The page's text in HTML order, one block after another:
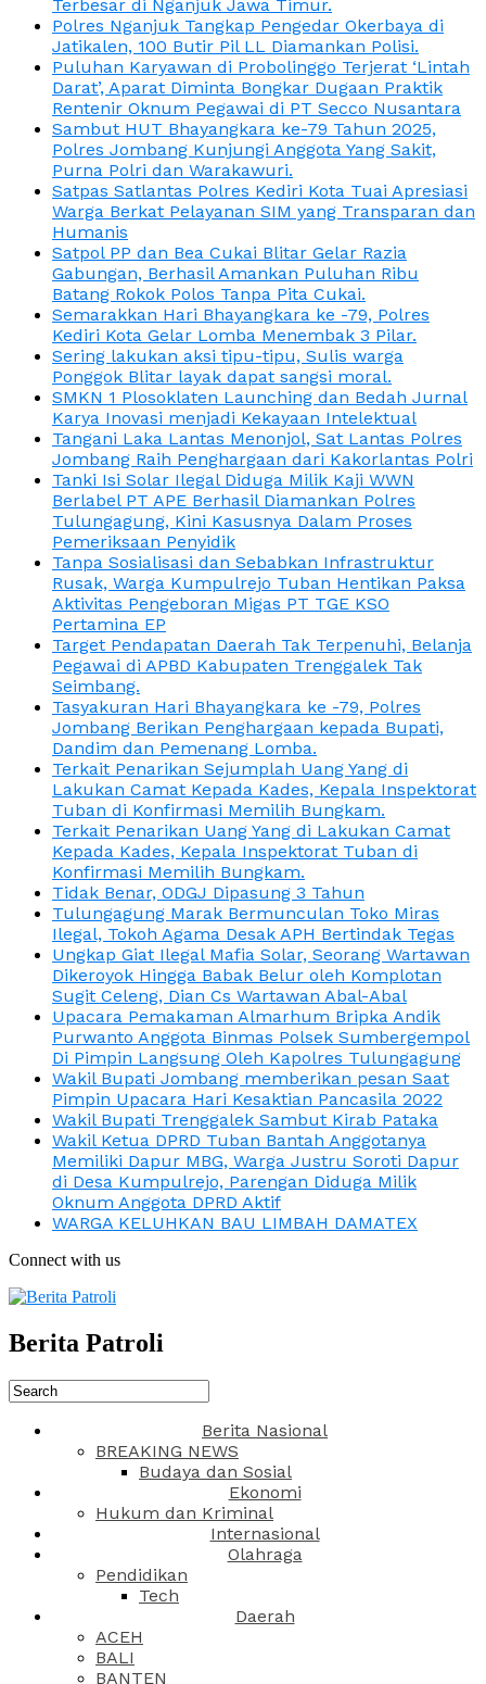
Terbesar di Nganjuk Jawa Timur.
Polres Nganjuk Tangkap Pengedar Okerbaya di
Jatikalen, 100 Butir Pil LL Diamankan Polisi.
Puluhan Karyawan di Probolinggo Terjerat ‘Lintah
Darat’, Aparat Diminta Bongkar Dugaan Praktik
Rentenir Oknum Pegawai di PT Secco Nusantara
Sambut HUT Bhayangkara ke-79 Tahun 2025,
Polres Jombang Kunjungi Anggota Yang Sakit,
Purna Polri dan Warakawuri.
Satpas Satlantas Polres Kediri Kota Tuai Apresiasi
Warga Berkat Pelayanan SIM yang Transparan dan
Humanis
Satpol PP dan Bea Cukai Blitar Gelar Razia
Gabungan, Berhasil Amankan Puluhan Ribu
Batang Rokok Polos Tanpa Pita Cukai.
Semarakkan Hari Bhayangkara ke -79, Polres
Kediri Kota Gelar Lomba Menembak 3 Pilar.
Sering lakukan aksi tipu-tipu, Sulis warga
Ponggok Blitar layak dapat sangsi moral.
SMKN 1 Plosoklaten Launching dan Bedah Jurnal
Karya Inovasi menjadi Kekayaan Intelektual
Tangani Laka Lantas Menonjol, Sat Lantas Polres
Jombang Raih Penghargaan dari Kakorlantas Polri
Tanki Isi Solar Ilegal Diduga Milik Kaji WWN
Berlabel PT APE Berhasil Diamankan Polres
Tulungagung, Kini Kasusnya Dalam Proses
Pemeriksaan Penyidik
Tanpa Sosialisasi dan Sebabkan Infrastruktur
Rusak, Warga Kumpulrejo Tuban Hentikan Paksa
Aktivitas Pengeboran Migas PT TGE KSO
Pertamina EP
Target Pendapatan Daerah Tak Terpenuhi, Belanja
Pegawai di APBD Kabupaten Trenggalek Tak
Seimbang.
Tasyakuran Hari Bhayangkara ke -79, Polres
Jombang Berikan Penghargaan kepada Bupati,
Dandim dan Pemenang Lomba.
Terkait Penarikan Sejumplah Uang Yang di
Lakukan Camat Kepada Kades, Kepala Inspektorat
Tuban di Konfirmasi Memilih Bungkam.
Terkait Penarikan Uang Yang di Lakukan Camat
Kepada Kades, Kepala Inspektorat Tuban di
Konfirmasi Memilih Bungkam.
Tidak Benar, ODGJ Dipasung 3 Tahun
Tulungagung Marak Bermunculan Toko Miras
Ilegal, Tokoh Agama Desak APH Bertindak Tegas
Ungkap Giat Ilegal Mafia Solar, Seorang Wartawan
Dikeroyok Hingga Babak Belur oleh Komplotan
Sugit Celeng, Dian Cs Wartawan Abal-Abal
Upacara Pemakaman Almarhum Bripka Andik
Purwanto Anggota Binmas Polsek Sumbergempol
Di Pimpin Langsung Oleh Kapolres Tulungagung
Wakil Bupati Jombang memberikan pesan Saat
Pimpin Upacara Hari Kesaktian Pancasila 2022
Wakil Bupati Trenggalek Sambut Kirab Pataka
Wakil Ketua DPRD Tuban Bantah Anggotanya
Memiliki Dapur MBG, Warga Justru Soroti Dapur
di Desa Kumpulrejo, Parengan Diduga Milik
Oknum Anggota DPRD Aktif
WARGA KELUHKAN BAU LIMBAH DAMATEX
Connect with us
Berita Patroli
Berita Nasional
BREAKING NEWS
Budaya dan Sosial
Ekonomi
Hukum dan Kriminal
Internasional
Olahraga
Pendidikan
Tech
Daerah
ACEH
BALI
BANTEN